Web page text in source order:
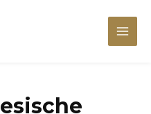
Main